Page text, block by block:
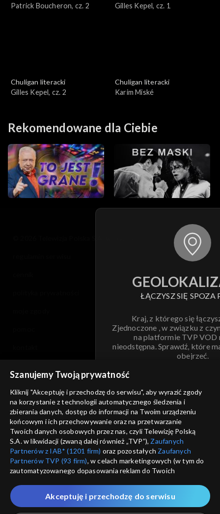
Patrick Boucheron, cz. 2
Gilles Kepel, cz. 1
Chuligan literacki
Gilles Kepel, cz. 2
Chuligan literacki
Karim Miské
Rekomendowane dla Ciebie
ŁĄCZYSZ SIĘ SPOZA
Kraj, z którego się
Zjednoczone , w związku z
na platformie TVP VOD
nieodstępna. Sprawdź, które
obejrzeć.
ANULUJ
informacje o dostawcy usług
Szanujemy Twoją prywatność
Kliknij "Akceptuję i przechodzę do serwisu", aby wyrazić zgody
na korzystanie z technologii automatycznego śledzenia i
zbierania danych, dostęp do informacji na Twoim urządzeniu
końcowym i ich przechowywanie oraz na przetwarzanie
Twoich danych osobowych przez nas, czyli Telewizję Polską
S.A. w likwidacji (zwaną dalej również „TVP”), Zaufanych
Partnerów z IAB* (1201 firm) oraz pozostałych Zaufanych
Partnerów TVP (93 firm), w celach marketingowych (w tym do
zautomatyzowanego dopasowania reklam do Twoich
które wskazujemy poniżej, a także zgody na udostępnianie
przez nas identyfikatora PPID do Google.
Akceptuję i przechodzę do serwisu